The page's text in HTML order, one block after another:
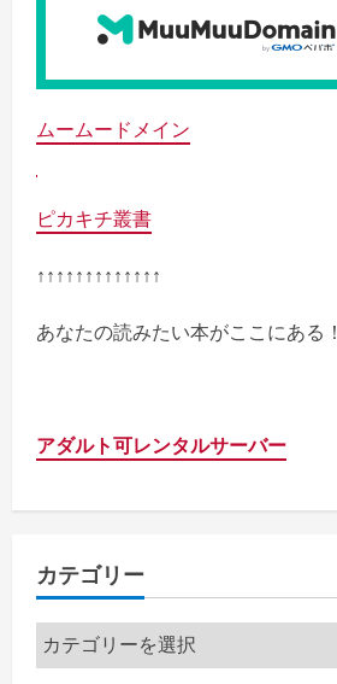
ムームードメイン
ピカキチ叢書
↑↑↑↑↑↑↑↑↑↑↑↑↑
あなたの読みたい本がここにある！
アダルト可レンタルサーバー
カテゴリー
カ
テ